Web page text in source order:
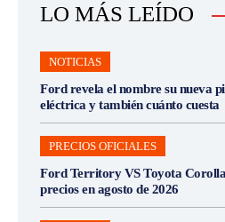
LO MÁS LEÍDO
NOTICIAS
Ford revela el nombre su nueva
eléctrica y también cuánto cuesta
PRECIOS OFICIALES
Ford Territory VS Toyota
precios en agosto de 2026